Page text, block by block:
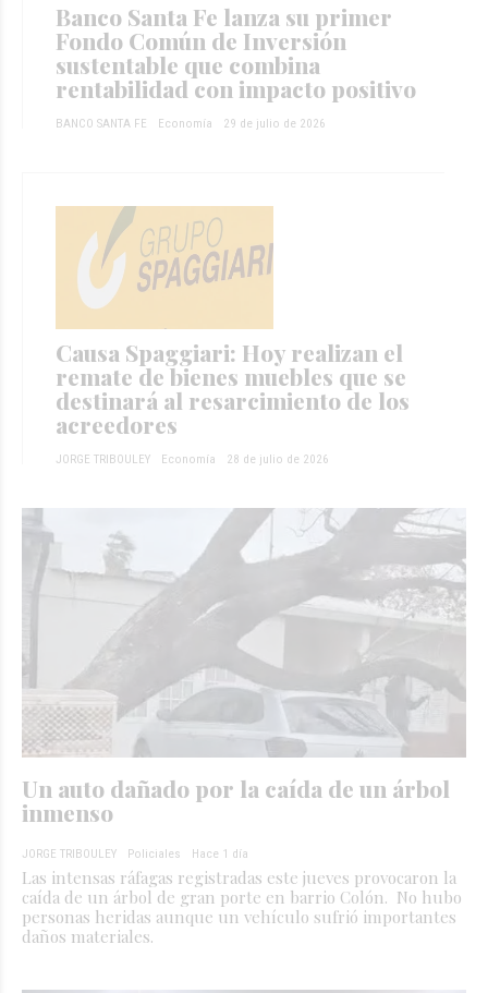
Banco Santa Fe lanza su primer
Fondo Común de Inversión
sustentable que combina
rentabilidad con impacto positivo
BANCO SANTA FE Economía 29 de julio de 2026
Causa Spaggiari: Hoy realizan el
remate de bienes muebles que se
destinará al resarcimiento de los
acreedores
JORGE TRIBOULEY Economía 28 de julio de 2026
Un auto dañado por la caída de un árbol
inmenso
JORGE TRIBOULEY Policiales Hace 1 día
Las intensas ráfagas registradas este jueves provocaron la
caída de un árbol de gran porte en barrio Colón. No hubo
personas heridas aunque un vehículo sufrió importantes
daños materiales.